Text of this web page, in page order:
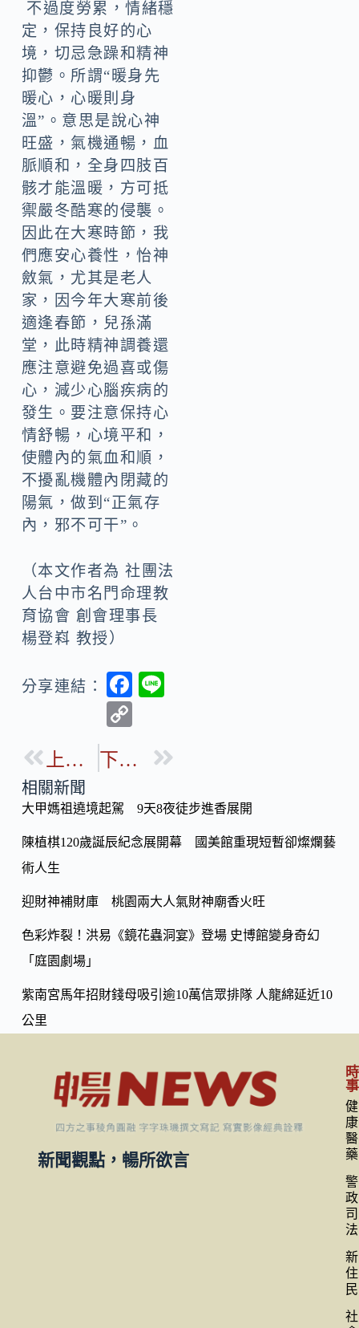
不過度勞累，情緒穩
定，保持良好的心
境，切忌急躁和精神
抑鬱。所謂“暖身先
暖心，心暖則身
溫”。意思是說心神
旺盛，氣機通暢，血
脈順和，全身四肢百
骸才能溫暖，方可抵
禦嚴冬酷寒的侵襲。
因此在大寒時節，我
們應安心養性，怡神
斂氣，尤其是老人
家，因今年大寒前後
適逢春節，兒孫滿
堂，此時精神調養還
應注意避免過喜或傷
心，減少心腦疾病的
發生。要注意保持心
情舒暢，心境平和，
使體內的氣血和順，
不擾亂機體內閉藏的
陽氣，做到“正氣存
內，邪不可干”。
（本文作者為 社團法
人台中市名門命理教
育協會 創會理事長
楊登嵙 教授）
分享連結：
F
b
o
k
p
Li
n
上一篇 下一篇
相關新聞
大甲媽祖遶境起駕 9天8夜徒步進香展開
陳植棋120歲誕辰紀念展開幕 國美館重現短暫卻燦爛藝
術人生
迎財神補財庫 桃園兩大人氣財神廟香火旺
色彩炸裂！洪易《鏡花蟲洞宴》登場 史博館變身奇幻
「庭園劇場」
紫南宮馬年招財錢母吸引逾10萬信眾排隊 人龍綿延近10
公里
新聞觀點，暢所欲言
時
事
健
康
醫
藥
警
政
司
法
新
住
民
社